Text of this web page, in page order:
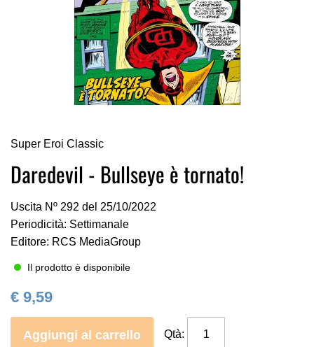
all'inizio
della
galleria
immagini
Super Eroi Classic
Daredevil - Bullseye è tornato!
Uscita Nº 292 del 25/10/2022
Periodicità: Settimanale
Editore: RCS MediaGroup
Il prodotto è disponibile
€ 9,59
Aggiungi al carrello Qtà: